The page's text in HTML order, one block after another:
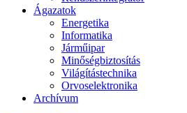
Ágazatok
Energetika
Informatika
Járműipar
Minőségbiztosítás
Világítástechnika
Orvoselektronika
Archívum